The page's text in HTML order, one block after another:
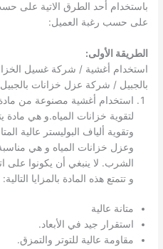
باستخدام أحد الطرق الاتية على
على حسب رغبة العميل:
الطريقة الأولى:
استخدام أغشية / شركة غسيل
بالجبيل / شركة عزل خزانات بالجبيل
لتقوية خزانات المياه.و هي
وتقوية ألياف البوليستر عالية
وعزل خزانات المياه و هي
الشرب. لا ينبغي أن يكونوا على
و تتمتع هذه المادة بالمزايا التالية:
متانة عالية
استقرار جيد في الأبعاد.
مقاومة عالية للتوتر والتمزق.